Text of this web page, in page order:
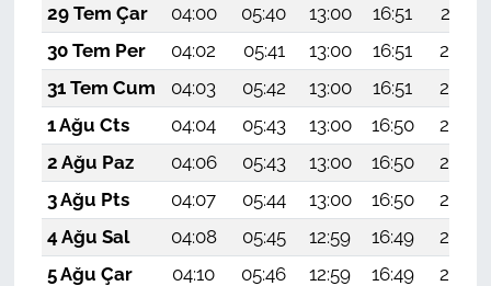
29 Tem Çar
04:00 05:40 13:00 16:51
20:10
30 Tem Per
04:02 05:41 13:00 16:51
20:09
31 Tem Cum
04:03 05:42 13:00 16:51
20:08
1 Ağu Cts
04:04 05:43 13:00 16:50
20:07
2 Ağu Paz
04:06 05:43 13:00 16:50
20:06
3 Ağu Pts
04:07 05:44 13:00 16:50
20:05
4 Ağu Sal
04:08 05:45 12:59 16:49
20:04
5 Ağu Çar
04:10 05:46 12:59 16:49
20:03